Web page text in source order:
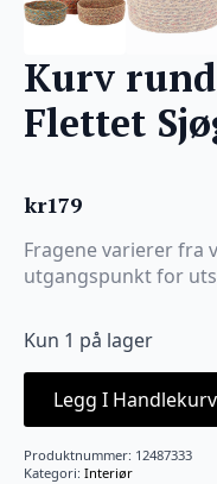
Kurv
Flettet
kr179
Fragene varierer fra
utgangspunkt for
Kun 1 på lager
Legg I Handlekurv
Produktnummer: 12487333
Kategori: Interiør